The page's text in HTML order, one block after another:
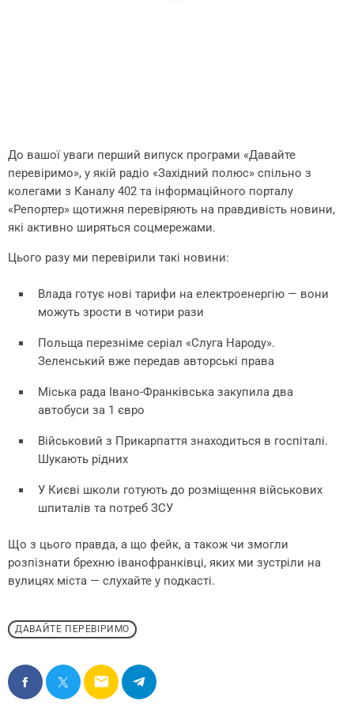
До вашої уваги перший випуск програми «Давайте
перевіримо», у якій радіо «Західний полюс» спільно з
колегами з Каналу 402 та інформаційного порталу
«Репортер» щотижня перевіряють на правдивість новини,
які активно ширяться соцмережами.
Цього разу ми перевірили такі новини:
Влада готує нові тарифи на електроенергію — вони
можуть зрости в чотири рази
Польща перезніме серіал «Слуга Народу».
Зеленський вже передав авторські права
Міська рада Івано-Франківська закупила два
автобуси за 1 євро
Військовий з Прикарпаття знаходиться в госпіталі.
Шукають рідних
У Києві школи готують до розміщення військових
шпиталів та потреб ЗСУ
Що з цього правда, а що фейк, а також чи змогли
розпізнати брехню іванофранківці, яких ми зустріли на
вулицях міста — слухайте у подкасті.
ДАВАЙТЕ ПЕРЕВІРИМО
email